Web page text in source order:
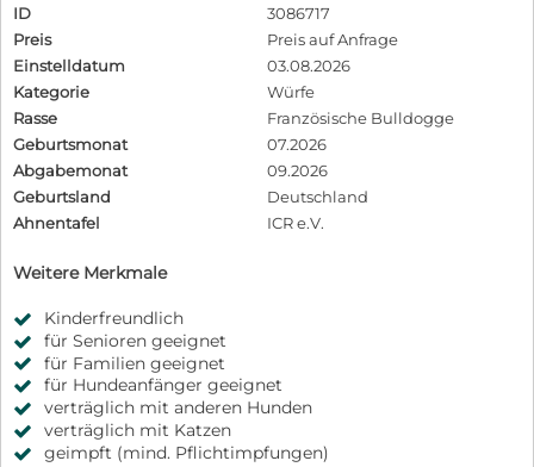
ID
3086717
Preis
Preis auf Anfrage
Einstelldatum
03.08.2026
Kategorie
Würfe
Rasse
Französische Bulldogge
Geburtsmonat
07.2026
Abgabemonat
09.2026
Geburtsland
Deutschland
Ahnentafel
ICR e.V.
Weitere Merkmale
Kinderfreundlich
für Senioren geeignet
für Familien geeignet
für Hundeanfänger geeignet
verträglich mit anderen Hunden
verträglich mit Katzen
geimpft (mind. Pflichtimpfungen)